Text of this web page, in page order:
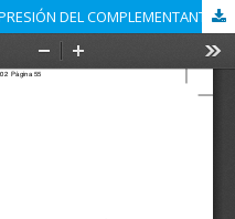
REFLEXIONES EN TORNO A LA SUPRESIÓN DEL COMPLEMENTANTE EN INGLÉS, ESPAÑOL Y CATALÁN